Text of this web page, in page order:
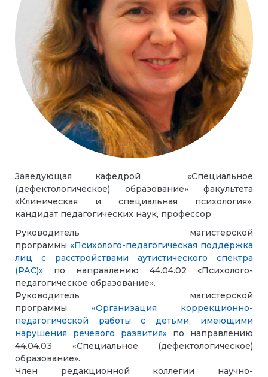
Заведующая кафедрой «Специальное
(дефектологическое) образование» факультета
«Клиническая и специальная психология»,
кандидат педагогических наук, профессор
Руководитель магистерской
программы «Психолого-педагогическая поддержка
лиц с расстройствами аутистического спектра
(РАС)» по направлению 44.04.02 «Психолого-
педагогическое образование».
Руководитель магистерской
программы «Организация коррекционно-
педагогической работы с детьми, имеющими
нарушения речевого развития» по направлению
44.04.03 «Специальное (дефектологическое)
образование».
Член редакционной коллегии научно-